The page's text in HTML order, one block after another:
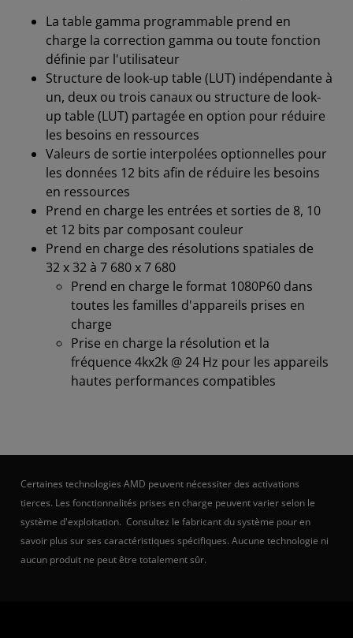
La table gamma programmable prend en
charge la correction gamma ou toute fonction
définie par l'utilisateur
Structure de look-up table (LUT) indépendante à
un, deux ou trois canaux ou structure de look-
up table (LUT) partagée en option pour réduire
les besoins en ressources
Valeurs de sortie interpolées optionnelles pour
les données 12 bits afin de réduire les besoins
en ressources
Prend en charge les entrées et sorties de 8, 10
et 12 bits par composant couleur
Prend en charge des résolutions spatiales de
32 x 32 à 7 680 x 7 680
Prend en charge le format 1080P60 dans
toutes les familles d'appareils prises en
charge
Prise en charge la résolution et la
fréquence 4kx2k @ 24 Hz pour les appareils
hautes performances compatibles
Certaines technologies AMD peuvent nécessiter des activations
tierces. Les fonctionnalités prises en charge peuvent varier selon le
système d'exploitation. Consultez le fabricant du système pour en
savoir plus sur ses caractéristiques spécifiques. Aucune technologie ni
aucun produit ne peut être totalement sûr.